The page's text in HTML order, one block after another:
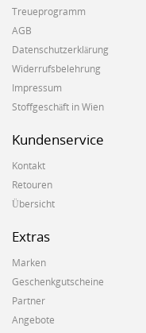
Treueprogramm
AGB
Datenschutzerklärung
Widerrufsbelehrung
Impressum
Stoffgeschäft in Wien
Kundenservice
Kontakt
Retouren
Übersicht
Extras
Marken
Geschenkgutscheine
Partner
Angebote